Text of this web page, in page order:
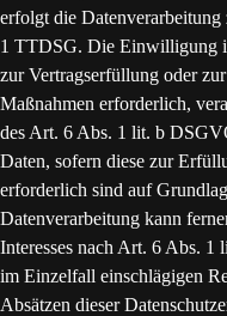
erfolgt die
1 TTDSG. Die Einwilligung
zur Vertragserfüllung oder
Maßnahmen erforderlich,
des Art. 6 Abs. 1 lit. b
Daten, sofern diese zur
erforderlich sind auf
Datenverarbeitung kann
Interesses nach Art. 6 Abs.
im Einzelfall einschlägigen
Absätzen dieser